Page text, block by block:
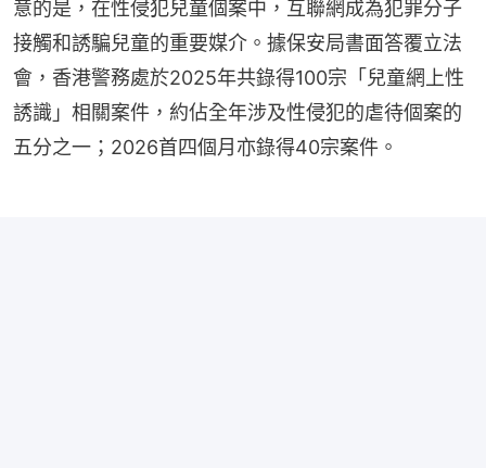
意的是，在性侵犯兒童個案中，互聯網成為犯罪分子
接觸和誘騙兒童的重要媒介。據保安局書面答覆立法
會，香港警務處於2025年共錄得100宗「兒童網上性
誘識」相關案件，約佔全年涉及性侵犯的虐待個案的
五分之一；2026首四個月亦錄得40宗案件。